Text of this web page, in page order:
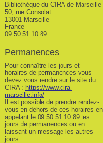
Bibliothèque du CIRA de Marseille
50, rue Consolat
13001 Marseille
France
09 50 51 10 89
Permanences
Pour connaître les jours et
horaires de permanences vous
devez vous rendre sur le site du
CIRA : https://www.cira-
marseille.info/
Il est possible de prendre rendez-
vous en dehors de ces horaires en
appelant le 09 50 51 10 89 les
jours de permanences ou en
laissant un message les autres
jours.